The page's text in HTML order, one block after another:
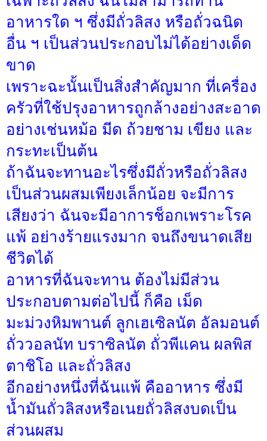
อาหารใด ฯ ซึ่งมีถั่วลิสง หรือถั่วฉนิด
อื่น ฯ เป็นส่วนประกอบไม่ได้อย่างเด็ด
ขาด
เพราะฉะนั้นเป็นสิ่งสำคัญมาก ที่เครื่อง
ครัวที่ใช้ปรุงอาหารถูกล้างอย่างสะอาด
อย่างเช่นหม้อ มีด ถ้วยชาม เขียง และ
กระทะเป็นต้น
ถ้าฉันจะทานอะไรซึ่งมีถั่วหรือถั่วลิสง
เป็นส่วนผสมเพียงเล็กน้อย จะมีการ
เสียงว่า ฉันจะมีอาการช็อกเพราะโรค
แพ้ อย่างร้ายแรงมาก จนถึงขนาดเสีย
ชีวิตได้
อาหารที่ฉันจะทาน ต้องไม่มีส่วน
ประกอบตามต่อไปนี้ ก็คือ เม็ด
มะม่วงหิมพานต์ ลูกเฮเซิลนัต อัลมอนต์
ถั่ววอลนัท บราซิลนัต ถั่วพีแคน ผลพิส
ตาชิโอ และถั่วลิสง
อีกอย่างหนึ่งที่ฉันแพ้ คืออาหาร ซึ่งมี
น้ำมันถั่วลิสงหรือเนยถั่วลิสงบดเป็น
ส่วนผสม